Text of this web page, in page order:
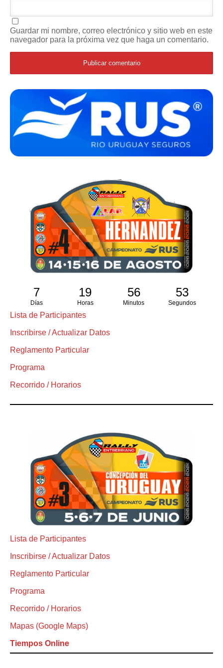
Guardar mi nombre, correo electrónico y sitio web en este
navegador para la próxima vez que haga un comentario.
7
Días
19
Horas
56
Minutos
52
Segundos
Lista de Participantes
Inscribirse / Actualizar Datos
Reglamento Particular
Programa
Recorrido / Horarios
Lista de Participantes
Inscribirse / Actualizar Datos
Reglamento Particular
Programa
Recorrido / Horarios
Mapas (Google Maps)
Tiempos Online